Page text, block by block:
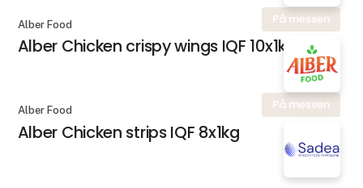
På messen
Alber Food
Alber Chicken crispy wings IQF 10x1kg
På messen
Alber Food
Alber Chicken strips IQF 8x1kg